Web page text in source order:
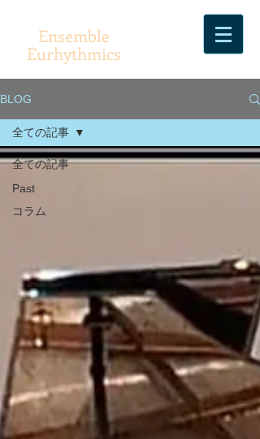
Ensemble
Eurhythmics
BLOG
全ての記事
Past
コラム
全ての記事